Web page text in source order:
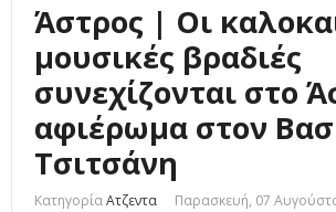
Άστρος | Οι
μουσικές βραδιές
συνεχίζονται στο
αφιέρωμα στον
Τσιτσάνη
ΚατηγορίαΑτζεντα Παρασκευή, 07